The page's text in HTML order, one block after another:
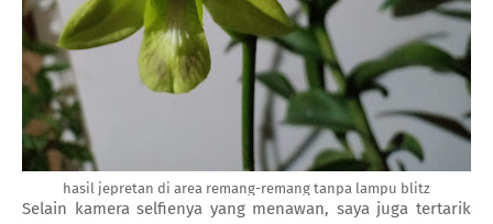
hasil jepretan di area remang-remang tanpa lampu blitz
Selain kamera selfienya yang menawan, saya juga tertarik